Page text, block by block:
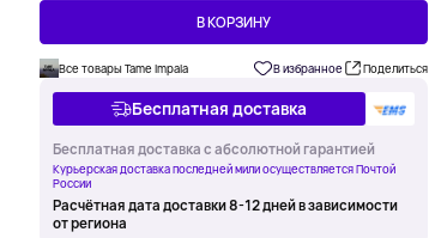
В КОРЗИНУ
Все товары Tame Impala В избранное Поделиться
Бесплатная доставка
Бесплатная доставка с абсолютной гарантией
Курьерская доставка последней мили осуществляется Почтой
России
Расчётная дата доставки 8-12 дней в зависимости
от региона